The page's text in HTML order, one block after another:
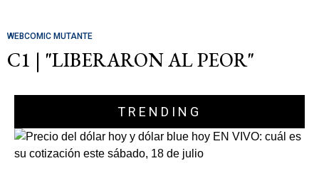
WEBCOMIC MUTANTE
C1 | "LIBERARON AL PEOR"
TRENDING